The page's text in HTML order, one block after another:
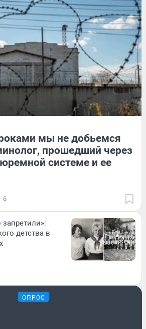
мы не добьемся
прошедший через
системе и ее
6
детства в
ОПРОС